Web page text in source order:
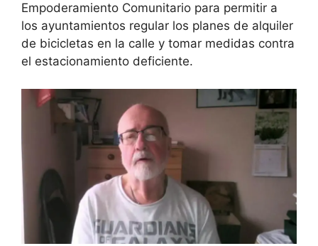
Empoderamiento Comunitario para permitir a
los ayuntamientos regular los planes de alquiler
de bicicletas en la calle y tomar medidas contra
el estacionamiento deficiente.